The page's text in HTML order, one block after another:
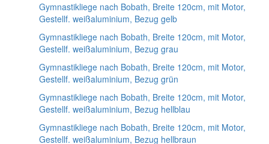
Gymnastikliege nach Bobath, Breite 120cm, mit Motor,
Gestellf. weißaluminium, Bezug gelb
Gymnastikliege nach Bobath, Breite 120cm, mit Motor,
Gestellf. weißaluminium, Bezug grau
Gymnastikliege nach Bobath, Breite 120cm, mit Motor,
Gestellf. weißaluminium, Bezug grün
Gymnastikliege nach Bobath, Breite 120cm, mit Motor,
Gestellf. weißaluminium, Bezug hellblau
Gymnastikliege nach Bobath, Breite 120cm, mit Motor,
Gestellf. weißaluminium, Bezug hellbraun